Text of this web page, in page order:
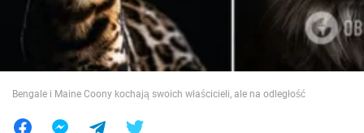
Świat
Jedzenie
Bengale i Maine Coony kochają swoich właścicieli, ale na odległość